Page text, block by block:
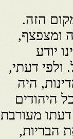
הזה.
ומצפצף,
יודע
ולפי דעתי,
היה
היהודים
מעורבת
הבריות,